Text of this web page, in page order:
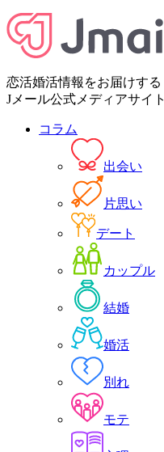
恋活婚活情報をお届けする
Jメール公式メディアサイト
コラム
出会い
片思い
デート
カップル
結婚
婚活
別れ
モテ